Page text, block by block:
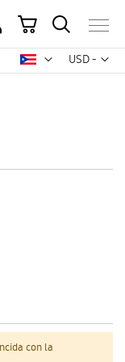
USD -
dólar
Mi carrito
con la